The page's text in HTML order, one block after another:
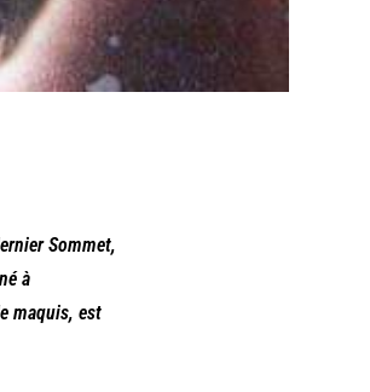
Sommet,
à
maquis, est